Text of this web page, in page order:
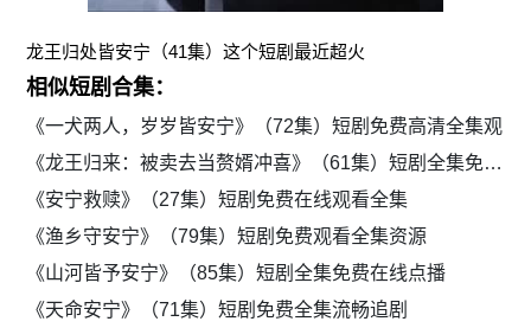
龙王归处皆安宁（41集）这个短剧最近超火
相似短剧合集：
《一犬两人，岁岁皆安宁》（72集）短剧免费高清全集观
《龙王归来：被卖去当赘婿冲喜》（61集）短剧全集免费在线看
《安宁救赎》（27集）短剧免费在线观看全集
《渔乡守安宁》（79集）短剧免费观看全集资源
《山河皆予安宁》（85集）短剧全集免费在线点播
《天命安宁》（71集）短剧免费全集流畅追剧